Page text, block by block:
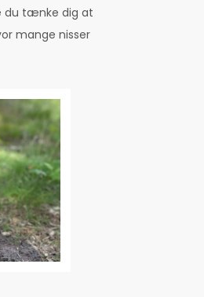
du tænke dig at
mange nisser